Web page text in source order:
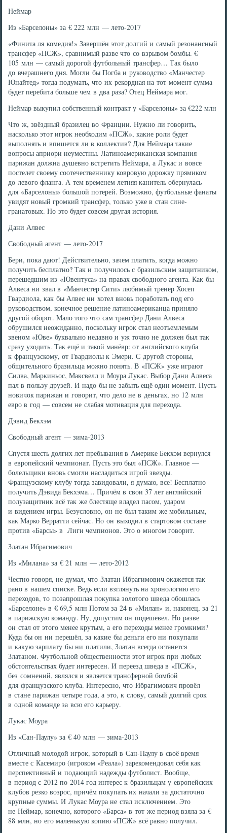
Неймар
Из «Барселоны» за € 222 млн — лето-2017
«Финита ля комедия!» Завершён этот долгий и самый резонансный
трансфер «ПСЖ», сравнимый разве что со взрывом бомбы. €
105 млн — самый дорогой футбольный трансфер… Так было
до вчерашнего дня. Могли бы Погба и руководство «Манчестер
Юнайтед» тогда подумать, что их рекордная на тот момент сумма
будет перебита больше чем в два раза? Отец Неймара мог.
Неймар выкупил собственный контракт у «Барселоны» за €222 млн
Что ж, звёздный бразилец во Франции. Нужно ли говорить,
насколько этот игрок необходим «ПСЖ», какие роли будет
выполнять и впишется ли в коллектив? Для Неймара такие
вопросы априори неуместны. Латиноамериканская компания
парижан должна душевно встретить Неймара, а Лукас и вовсе
постелет своему соотечественнику ковровую дорожку прямиком
до левого фланга. А тем временем летняя канитель обернулась
для «Барселоны» большой потерей. Возможно, футбольные фанаты
увидят новый громкий трансфер, только уже в стан сине-
гранатовых. Но это будет совсем другая история.
Дани Алвес
Свободный агент — лето-2017
Бери, пока дают! Действительно, зачем платить, когда можно
получить бесплатно? Так и получилось с бразильским защитником,
перешедшим из «Ювентуса» на правах свободного агента. Как бы
Алвеса ни звал в «Манчестер Сити» любимый тренер Хосеп
Гвардиола, как бы Алвес ни хотел вновь поработать под его
руководством, конечное решение латиноамериканца приняло
другой оборот. Мало того что сам трансфер Дани Алвеса
обрушился неожиданно, поскольку игрок стал неотъемлемым
звеном «Юве» буквально недавно и уж точно не должен был так
сразу уходить. Так ещё и такой манёвр: от английского клуба
к французскому, от Гвардиолы к Эмери. С другой стороны,
общительного бразильца можно понять. В «ПСЖ» уже играют
Силва, Маркиньос, Максвелл и Моура Лукас. Выбор Дани Алвеса
пал в пользу друзей. И надо бы не забыть ещё один момент. Пусть
новичок парижан и говорит, что дело не в деньгах, но 12 млн
евро в год — совсем не слабая мотивация для перехода.
Дэвид Бекхэм
Свободный агент — зима-2013
Спустя шесть долгих лет пребывания в Америке Бекхэм вернулся
в европейский чемпионат. Пусть это был «ПСЖ». Главное —
болельщики вновь смогли насладиться игрой звезды.
Французскому клубу тогда завидовали, я думаю, все! Бесплатно
получить Дэвида Бекхэма… Причём в свои 37 лет английский
полузащитник всё так же блестяще владел пасом, ударом
и видением игры. Безусловно, он не был таким же мобильным,
как Марко Верратти сейчас. Но он выходил в стартовом составе
против «Барсы» в Лиги чемпионов. Это о многом говорит.
Златан Ибрагимович
Из «Милана» за € 21 млн — лето-2012
Честно говоря, не думал, что Златан Ибрагимович окажется так
рано в нашем списке. Ведь если взглянуть на хронологию его
переходов, то позапрошлая покупка золотого шведа обошлась
«Барселоне» в € 69,5 млн Потом за 24 в «Милан» и, наконец, за 21
в парижскую команду. Ну, допустим он подешевел. Но разве
он стал от этого менее крутым, а его переходы менее громкими?
Куда бы он ни перешёл, за какие бы деньги его ни покупали
и какую зарплату бы ни платили, Златан всегда останется
Златаном. Футбольной общественности этот игрок при любых
обстоятельствах будет интересен. И переезд шведа в «ПСЖ»,
без сомнений, являлся и является трансферной бомбой
для французского клуба. Интересно, что Ибрагимович провёл
в стане парижан четыре года, а это, к слову, самый долгий срок
в одной команде за всю его карьеру.
Лукас Моура
Из «Сан-Паулу» за € 40 млн — зима-2013
Отличный молодой игрок, который в Сан-Паулу в своё время
вместе с Касемиро (игроком «Реала») зарекомендовал себя как
перспективный и подающий надежды футболист. Вообще,
в период с 2012 по 2014 год интерес к бразильцам у европейских
клубов резко возрос, причём покупать их начали за достаточно
крупные суммы. И Лукас Моура не стал исключением. Это
не Неймар, конечно, которого «Барса» в тот же период взяла за €
88 млн, но его маленькую копию «ПСЖ» всё равно получил.